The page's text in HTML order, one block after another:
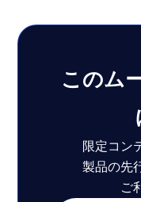
このム
限定コン
製品の先
ご